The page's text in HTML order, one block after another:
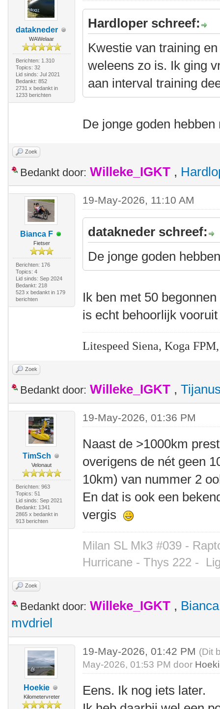
datakneder
WAWelaar
Berichten: 1.310
Topics: 32
Lid sinds: Jul 2021
Bedankt: 852
2731 x bedankt in
1233 berichten
Hardloper schreef:
Kwestie van training
weleens zo is. Ik ging
aan interval training
De jonge goden
Zoek
Bedankt door: Willeke_IGKT ,
Bianca F
Fietser
Berichten: 176
Topics: 4
Lid sinds: Sep 2024
Bedankt: 218
523 x bedankt in 179
berichten
19-May-2026, 11:10 AM
datakneder schreef:
De jonge goden
Ik ben met 50
is echt behoorlijk
Litespeed Siena, Koga
Zoek
Bedankt door: Willeke_IGKT ,
TimSch
Velonaut
Berichten: 963
Topics: 51
Lid sinds: Sep 2021
Bedankt: 1341
2865 x bedankt in
913 berichten
19-May-2026, 01:36 PM
Naast de >1000km
overigens de nét geen
10km) van nummer 2
En dat is ook een
vergis
Milan SL Mk3 #039 -
Hurricane - Thys 222 -
Zoek
Bedankt door: Willeke_IGKT ,
mvdriel
Hoekie
Kilometervreter
19-May-2026, 01:42 PM (Dit
May-2026, 01:53 PM door
Eens. Ik nog iets later.